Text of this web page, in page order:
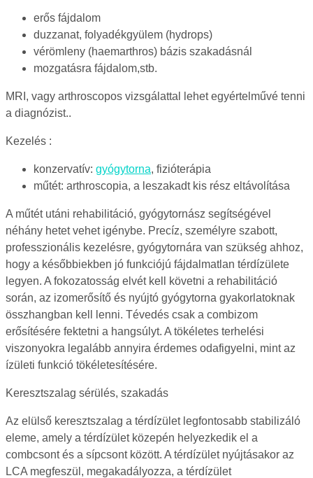
erős fájdalom
duzzanat, folyadékgyülem (hydrops)
vérömleny (haemarthros) bázis szakadásnál
mozgatásra fájdalom,stb.
MRI, vagy arthroscopos vizsgálattal lehet egyértelművé tenni
a diagnózist..
Kezelés :
konzervatív: gyógytorna, fizióterápia
műtét: arthroscopia, a leszakadt kis rész eltávolítása
A műtét utáni rehabilitáció, gyógytornász segítségével
néhány hetet vehet igénybe. Precíz, személyre szabott,
professzionális kezelésre, gyógytornára van szükség ahhoz,
hogy a későbbiekben jó funkciójú fájdalmatlan térdízülete
legyen. A fokozatosság elvét kell követni a rehabilitáció
során, az izomerősítő és nyújtó gyógytorna gyakorlatoknak
összhangban kell lenni. Tévedés csak a combizom
erősítésére fektetni a hangsúlyt. A tökéletes terhelési
viszonyokra legalább annyira érdemes odafigyelni, mint az
ízületi funkció tökéletesítésére.
Keresztszalag sérülés, szakadás
Az elülső keresztszalag a térdízület legfontosabb stabilizáló
eleme, amely a térdízület közepén helyezkedik el a
combcsont és a sípcsont között. A térdízület nyújtásakor az
LCA megfeszül, megakadályozza, a térdízület